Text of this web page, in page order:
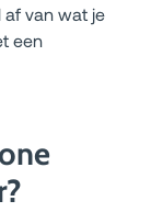
af van wat je
een